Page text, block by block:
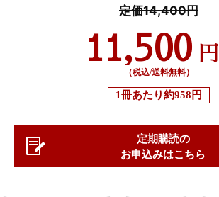
定価14,400円
11,500 円
（税込/送料無料）
1冊あたり約958円
定期購読の
お申込みはこちら